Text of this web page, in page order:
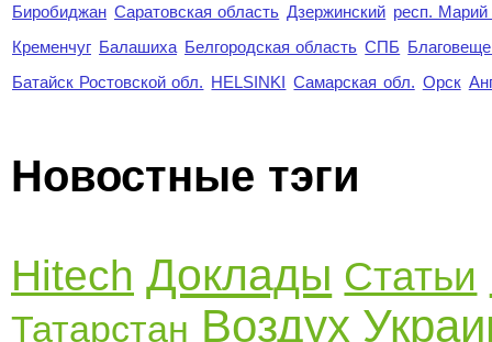
Биробиджан Саратовская область Дзержинский респ.
Кременчуг Балашиха Белгородская область СПБ
Батайск Ростовской обл. HELSINKI Самарская обл. Орск
Новостные тэги
Hitech Доклады Статьи
Татарстан Воздух